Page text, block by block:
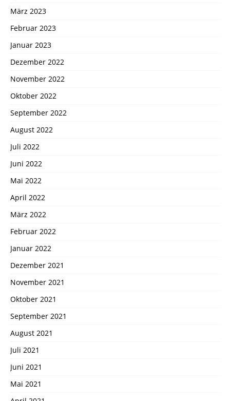
März 2023
Februar 2023
Januar 2023
Dezember 2022
November 2022
Oktober 2022
September 2022
August 2022
Juli 2022
Juni 2022
Mai 2022
April 2022
März 2022
Februar 2022
Januar 2022
Dezember 2021
November 2021
Oktober 2021
September 2021
August 2021
Juli 2021
Juni 2021
Mai 2021